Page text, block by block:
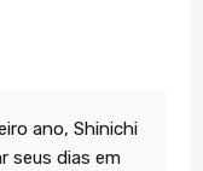
ano, Shinichi
seus dias em